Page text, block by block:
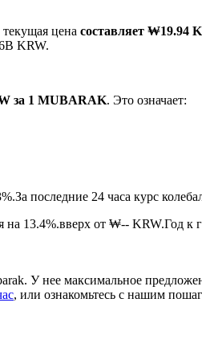
цена составляет ₩19.94
KRW.
за 1 MUBARAK. Это означает:
За последние 24 часа курс
на 13.4%.вверх от ₩-- KRW.Год к
У нее максимальное
, или ознакомьтесь с нашим